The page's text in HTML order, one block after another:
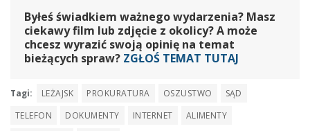
Byłeś świadkiem ważnego wydarzenia? Masz
ciekawy film lub zdjęcie z okolicy? A może
chcesz wyrazić swoją opinię na temat
bieżących spraw? ZGŁOŚ TEMAT TUTAJ
Tagi: LEŻAJSK PROKURATURA OSZUSTWO
SĄD
TELEFON
DOKUMENTY INTERNET
ALIMENTY